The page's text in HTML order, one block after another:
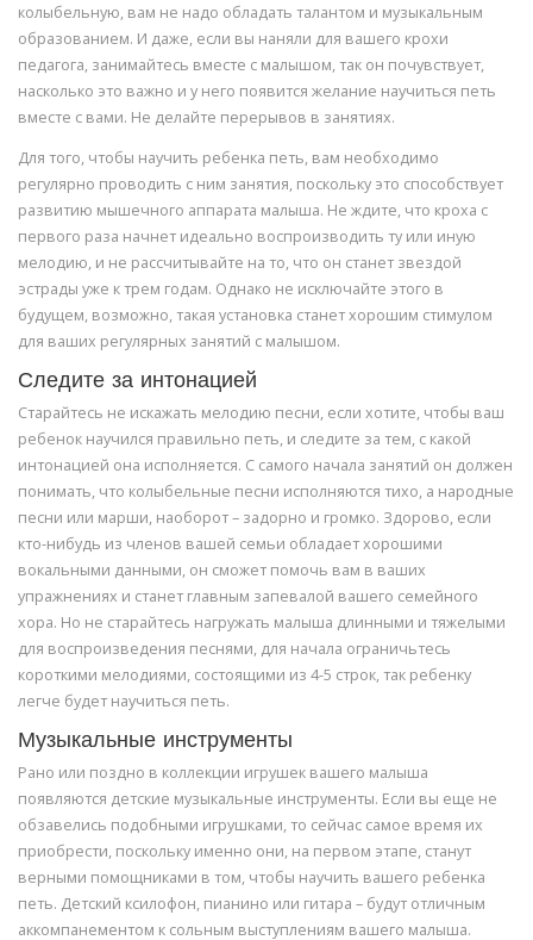
колыбельную, вам не надо обладать талантом и музыкальным
образованием. И даже, если вы наняли для вашего крохи
педагога, занимайтесь вместе с малышом, так он почувствует,
насколько это важно и у него появится желание научиться петь
вместе с вами. Не делайте перерывов в занятиях.
Для того, чтобы научить ребенка петь, вам необходимо
регулярно проводить с ним занятия, поскольку это способствует
развитию мышечного аппарата малыша. Не ждите, что кроха с
первого раза начнет идеально воспроизводить ту или иную
мелодию, и не рассчитывайте на то, что он станет звездой
эстрады уже к трем годам. Однако не исключайте этого в
будущем, возможно, такая установка станет хорошим стимулом
для ваших регулярных занятий с малышом.
Следите за интонацией
Старайтесь не искажать мелодию песни, если хотите, чтобы ваш
ребенок научился правильно петь, и следите за тем, с какой
интонацией она исполняется. С самого начала занятий он должен
понимать, что колыбельные песни исполняются тихо, а народные
песни или марши, наоборот – задорно и громко. Здорово, если
кто-нибудь из членов вашей семьи обладает хорошими
вокальными данными, он сможет помочь вам в ваших
упражнениях и станет главным запевалой вашего семейного
хора. Но не старайтесь нагружать малыша длинными и тяжелыми
для воспроизведения песнями, для начала ограничьтесь
короткими мелодиями, состоящими из 4-5 строк, так ребенку
легче будет научиться петь.
Музыкальные инструменты
Рано или поздно в коллекции игрушек вашего малыша
появляются детские музыкальные инструменты. Если вы еще не
обзавелись подобными игрушками, то сейчас самое время их
приобрести, поскольку именно они, на первом этапе, станут
верными помощниками в том, чтобы научить вашего ребенка
петь. Детский ксилофон, пианино или гитара – будут отличным
аккомпанементом к сольным выступлениям вашего малыша.